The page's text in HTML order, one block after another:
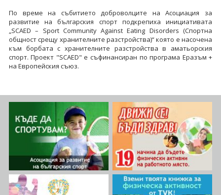
По време на събитието доброволците на Асоциация за
развитие на българския спорт подкрепиха инициативата
„SCAED – Sport Community Against Eating Disorders (Спортна
общност срещу хранителните разстройства)“ която е насочена
към борбата с хранителните разстройства в аматьорския
спорт. Проект "SCAED" е съфинансиран по програма Еразъм +
на Европейския съюз.